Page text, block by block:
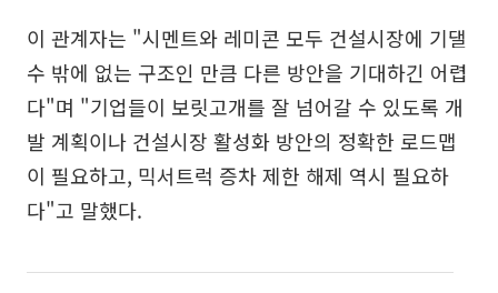
이 관계자는 "시멘트와 레미콘 모두 건설시장에 기댈
수 밖에 없는 구조인 만큼 다른 방안을 기대하긴 어렵
다"며 "기업들이 보릿고개를 잘 넘어갈 수 있도록 개
발 계획이나 건설시장 활성화 방안의 정확한 로드맵
이 필요하고, 믹서트럭 증차 제한 해제 역시 필요하
다"고 말했다.